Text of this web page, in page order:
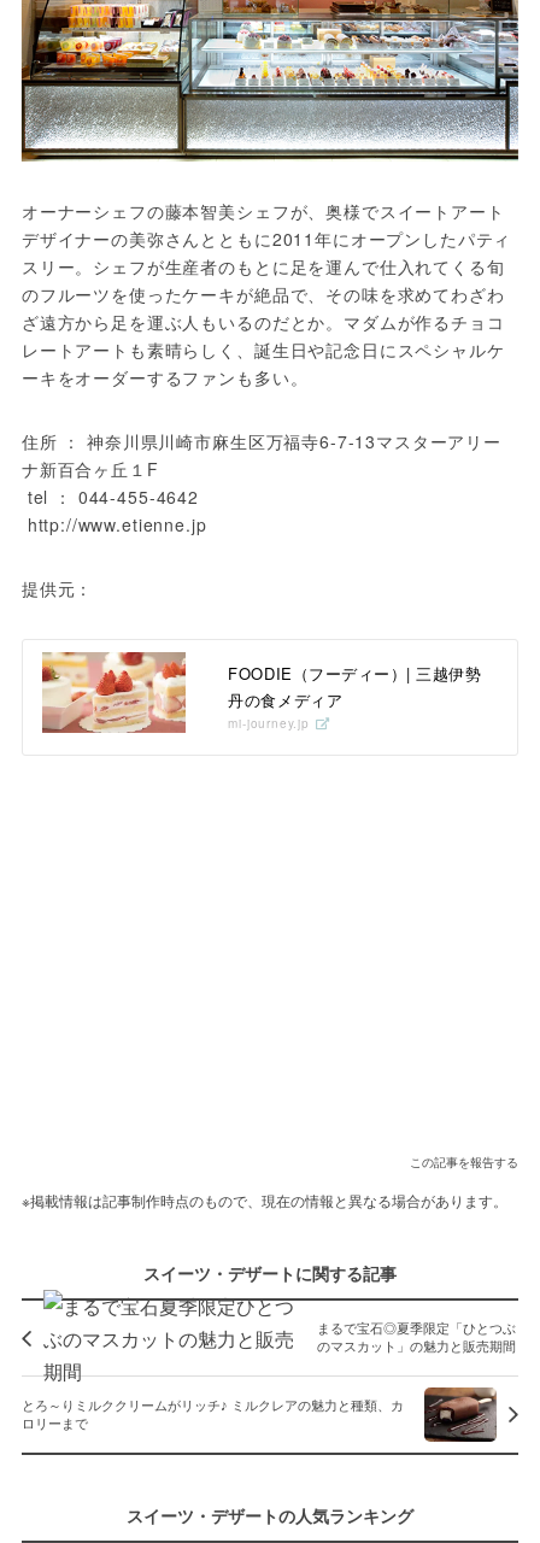
オーナーシェフの藤本智美シェフが、奥様でスイートアート
デザイナーの美弥さんとともに2011年にオープンしたパティ
スリー。シェフが生産者のもとに足を運んで仕入れてくる旬
のフルーツを使ったケーキが絶品で、その味を求めてわざわ
ざ遠方から足を運ぶ人もいるのだとか。マダムが作るチョコ
レートアートも素晴らしく、誕生日や記念日にスペシャルケ
ーキをオーダーするファンも多い。
住所 ： 神奈川県川崎市麻生区万福寺6-7-13マスターアリー
ナ新百合ヶ丘１F
http://www.etienne.jp
提供元：
FOODIE（フーディー）| 三越伊勢
丹の食メディア
mi-journey.jp
この記事を報告する
※掲載情報は記事制作時点のもので、現在の情報と異なる場合があります。
スイーツ・デザートに関する記事
まるで宝石◎夏季限定「ひとつぶ
のマスカット」の魅力と販売期間
とろ～りミルククリームがリッチ♪ ミルクレアの魅力と種類、カ
ロリーまで
スイーツ・デザートの人気ランキング